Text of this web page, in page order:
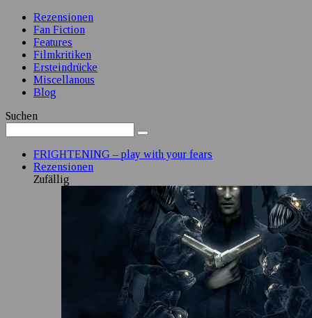
Rezensionen
Fan Fiction
Features
Filmkritiken
Ersteindrücke
Miscellanous
Blog
Suchen
FRIGHTENING – play with your fears
Rezensionen
Zufällig